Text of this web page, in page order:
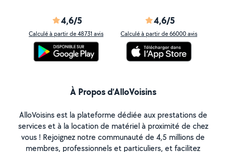
4,6/5
Calculé à partir de 48731 avis
4,6/5
Calculé à partir de 66000 avis
À Propos d’AlloVoisins
AlloVoisins est la plateforme dédiée aux prestations de
services et à la location de matériel à proximité de chez
vous ! Rejoignez notre communauté de 4,5 millions de
membres, professionnels et particuliers, et facilitez